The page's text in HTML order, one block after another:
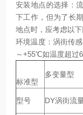
安装地点的选择：
下工作，但为了长
地点时，应考虑以下
环境温度：涡街传
～+55℃如温度超过
标准型
多变量型
型号 DY涡街流